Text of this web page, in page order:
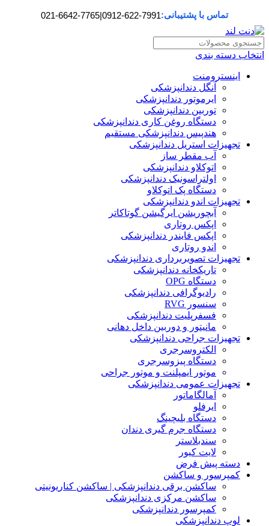
تماس با پشتیبانی:0912-622-7991
|
021-6642-7765
انتخاب دسته بندی
اینسترومنت
آنگل دندانپزشکی
ایرموتور دندانپزشکی
توربین دندانپزشکی
دستگاه روغن کاری دندانپزشکی
هندپیس دندانپزشکی مستقیم
تجهیزات استریل دندانپزشکی
آب مقطر ساز
اتوکلاو دندانپزشکی
اولتراسونیک دندانپزشکی
دستگاه پک اتوکلاو
تجهیزات اندو دندانپزشکی
آبچوریشن ایرگیشن گوتاکاتر
اپکس روتاری
اپکس فایندر دندانپزشکی
اندو روتاری
تجهیزات تصویربرداری دندانپزشکی
تاریکخانه دندانپزشکی
دستگاه OPG
رادیوگرافی دندانپزشکی
سنسور RVG
فسفرپلیت دندانپزشکی
مانیتور و دوربین داخل دهانی
تجهیزات جراحی دندانپزشکی
الکتروسرجری
دستگاه پیزوسرجری
موتور ایمپلنت و موتور جراحی
تجهیزات عمومی دندانپزشکی
آمالگاماتور
ایرفلو
دستگاه بلیچینگ
دستگاه جرم گیری دندان
سندبلاستر
لایت کیور
دسته پیش فرض
کمپرسور و ساکشن
ساکشن برقی دندانپزشکی | ساکشن کناریونیتی
ساکشن مرکزی دندانپزشکی
کمپرسور دندانپزشکی
لوپ دندانپزشکی